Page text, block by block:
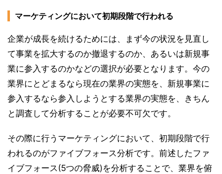
マーケティングにおいて初期段階で行われる
企業が成長を続けるためには、まず今の状況を見直し
て事業を拡大するのか撤退するのか、あるいは新規事
業に参入するのかなどの選択が必要となります。今の
業界にとどまるなら現在の業界の実態を、新規事業に
参入するなら参入しようとする業界の実態を、きちん
と調査して分析することが必要不可欠です。
その際に行うマーケティングにおいて、初期段階で行
われるのがファイブフォース分析です。前述したファ
イブフォース(5つの脅威)を分析することで、業界を俯